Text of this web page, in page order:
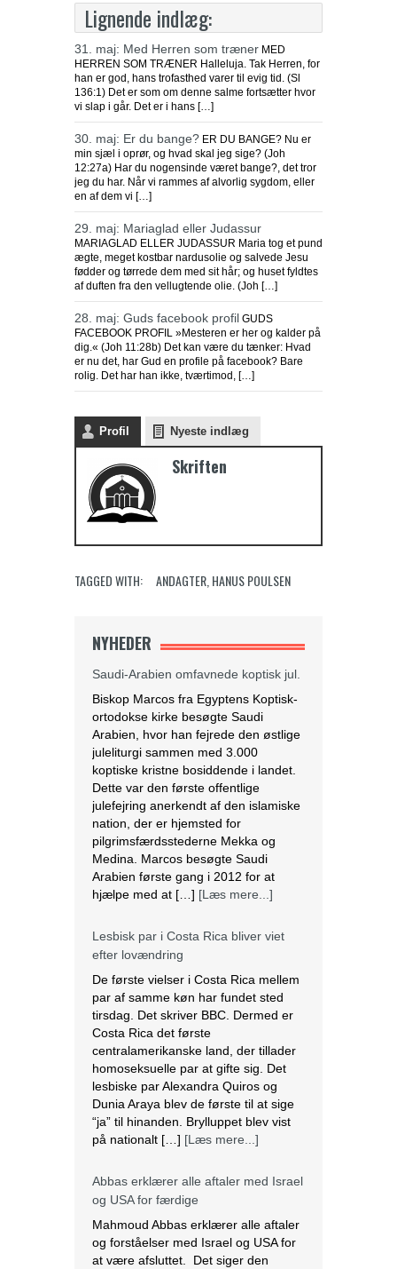
Lignende indlæg:
31. maj: Med Herren som træner MED
HERREN SOM TRÆNER Halleluja. Tak Herren, for
han er god, hans trofasthed varer til evig tid. (Sl
136:1) Det er som om denne salme fortsætter hvor
vi slap i går. Det er i hans […]
30. maj: Er du bange? ER DU BANGE? Nu er
min sjæl i oprør, og hvad skal jeg sige? (Joh
12:27a) Har du nogensinde været bange?, det tror
jeg du har. Når vi rammes af alvorlig sygdom, eller
en af dem vi […]
29. maj: Mariaglad eller Judassur
MARIAGLAD ELLER JUDASSUR Maria tog et pund
ægte, meget kostbar nardusolie og salvede Jesu
fødder og tørrede dem med sit hår; og huset fyldtes
af duften fra den vellugtende olie. (Joh […]
28. maj: Guds facebook profil GUDS
FACEBOOK PROFIL »Mesteren er her og kalder på
dig.« (Joh 11:28b) Det kan være du tænker: Hvad
er nu det, har Gud en profile på facebook? Bare
rolig. Det har han ikke, tværtimod, […]
Profil Nyeste indlæg
Skriften
TAGGED WITH: ANDAGTER HANUS POULSEN
NYHEDER
Saudi-Arabien omfavnede koptisk jul.
Biskop Marcos fra Egyptens Koptisk-
ortodokse kirke besøgte Saudi
Arabien, hvor han fejrede den østlige
juleliturgi sammen med 3.000
koptiske kristne bosiddende i landet.
Dette var den første offentlige
julefejring anerkendt af den islamiske
nation, der er hjemsted for
pilgrimsfærdsstederne Mekka og
Medina. Marcos besøgte Saudi
Arabien første gang i 2012 for at
hjælpe med at […] [Læs mere...]
Lesbisk par i Costa Rica bliver viet
efter lovændring
De første vielser i Costa Rica mellem
par af samme køn har fundet sted
tirsdag. Det skriver BBC. Dermed er
Costa Rica det første
centralamerikanske land, der tillader
homoseksuelle par at gifte sig. Det
lesbiske par Alexandra Quiros og
Dunia Araya blev de første til at sige
“ja” til hinanden. Brylluppet blev vist
på nationalt […] [Læs mere...]
Abbas erklærer alle aftaler med Israel
og USA for færdige
Mahmoud Abbas erklærer alle aftaler
og forståelser med Israel og USA for
at være afsluttet. Det siger den